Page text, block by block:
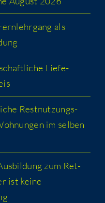
als
Lie­fe­
Rest­nut­zungs­
im sel­ben
zum Ret­
ist kei­ne